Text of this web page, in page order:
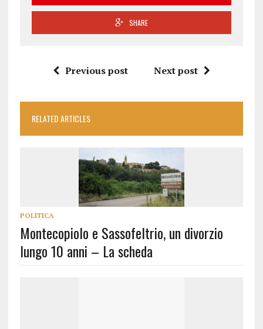
SHARE
Previous post Next post
RELATED ARTICLES
POLITICA
Montecopiolo e Sassofeltrio, un divorzio
lungo 10 anni – La scheda